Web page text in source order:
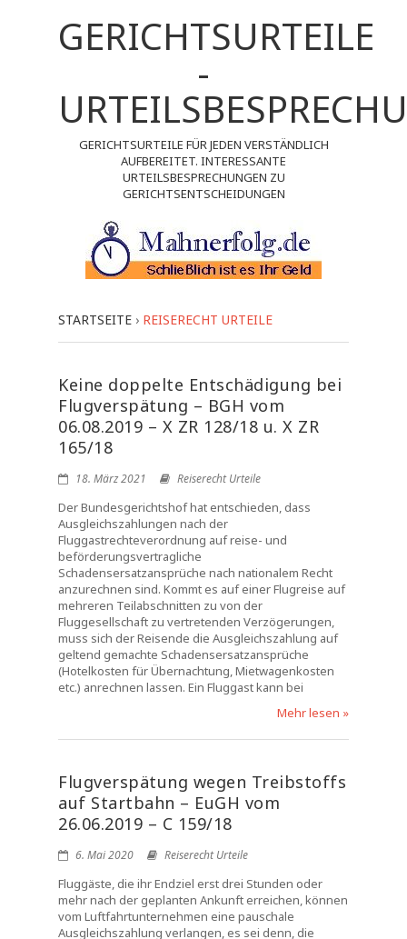
GERICHTSURTEILE
-
GERICHTSURTEILE FÜR JEDEN VERSTÄNDLICH
AUFBEREITET. INTERESSANTE
URTEILSBESPRECHUNGEN ZU
GERICHTSENTSCHEIDUNGEN
STARTSEITE › REISERECHT URTEILE
Keine doppelte Entschädigung bei
Flugverspätung – BGH vom
06.08.2019 – X ZR 128/18 u. X ZR
165/18
18. März 2021 Reiserecht Urteile
Der Bundesgerichtshof hat entschieden, dass
Ausgleichszahlungen nach der
Fluggastrechteverordnung auf reise- und
beförderungsvertragliche
Schadensersatzansprüche nach nationalem Recht
anzurechnen sind. Kommt es auf einer Flugreise auf
mehreren Teilabschnitten zu von der
Fluggesellschaft zu vertretenden Verzögerungen,
muss sich der Reisende die Ausgleichszahlung auf
geltend gemachte Schadensersatzansprüche
(Hotelkosten für Übernachtung, Mietwagenkosten
etc.) anrechnen lassen. Ein Fluggast kann bei
Mehr lesen »
Flugverspätung wegen Treibstoffs
auf Startbahn – EuGH vom
26.06.2019 – C 159/18
6. Mai 2020 Reiserecht Urteile
Fluggäste, die ihr Endziel erst drei Stunden oder
mehr nach der geplanten Ankunft erreichen, können
vom Luftfahrtunternehmen eine pauschale
Ausgleichszahlung verlangen, es sei denn, die